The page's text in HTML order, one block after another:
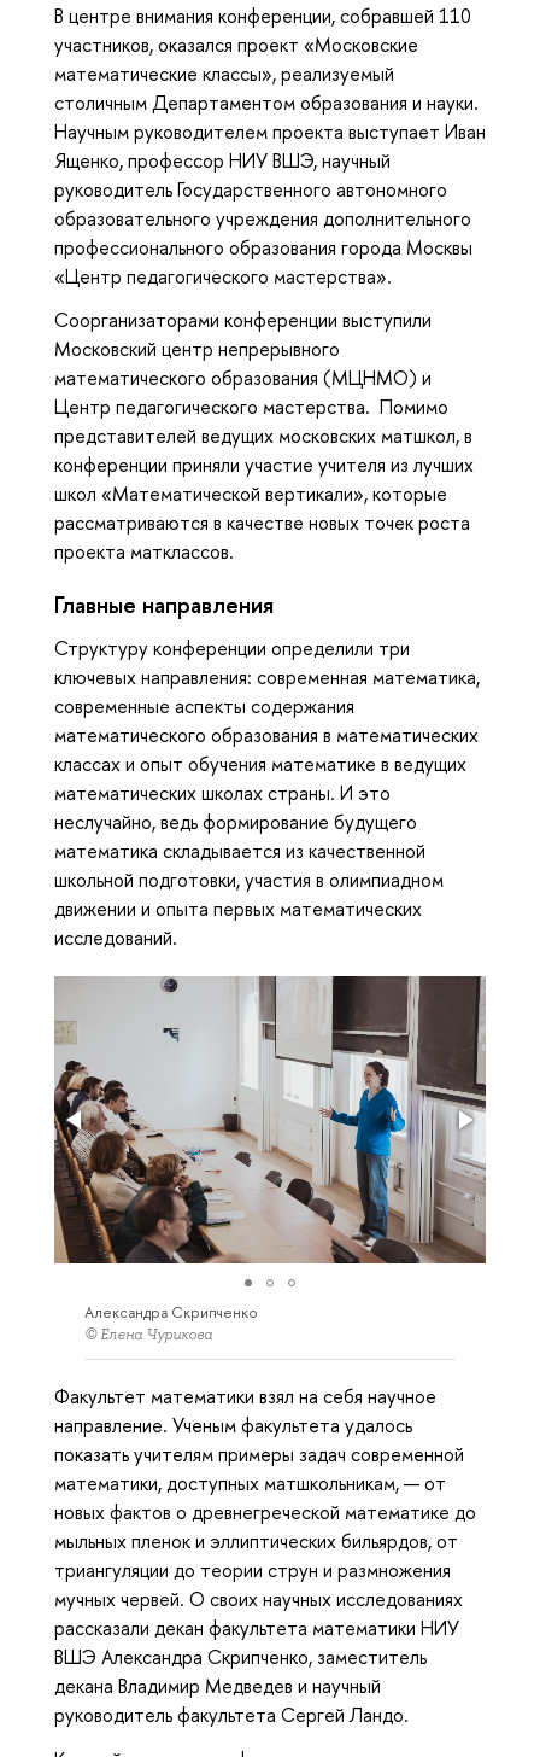
В центре внимания конференции, собравшей 110
участников, оказался проект «Московские
математические классы», реализуемый
столичным Департаментом образования и науки.
Научным руководителем проекта выступает Иван
Ященко, профессор НИУ ВШЭ, научный
руководитель Государственного автономного
образовательного учреждения дополнительного
профессионального образования города Москвы
«Центр педагогического мастерства».
Соорганизаторами конференции выступили
Московский центр непрерывного
математического образования (МЦНМО) и
Центр педагогического мастерства. Помимо
представителей ведущих московских матшкол, в
конференции приняли участие учителя из лучших
школ «Математической вертикали», которые
рассматриваются в качестве новых точек роста
проекта матклассов.
Главные направления
Структуру конференции определили три
ключевых направления: современная математика,
современные аспекты содержания
математического образования в математических
классах и опыт обучения математике в ведущих
математических школах страны. И это
неслучайно, ведь формирование будущего
математика складывается из качественной
школьной подготовки, участия в олимпиадном
движении и опыта первых математических
исследований.
Александра Скрипченко
© Елена Чурикова
Факультет математики взял на себя научное
направление. Ученым факультета удалось
показать учителям примеры задач современной
математики, доступных матшкольникам, — от
новых фактов о древнегреческой математике до
мыльных пленок и эллиптических бильярдов, от
триангуляции до теории струн и размножения
мучных червей. О своих научных исследованиях
рассказали декан факультета математики НИУ
ВШЭ Александра Скрипченко, заместитель
декана Владимир Медведев и научный
руководитель факультета Сергей Ландо.